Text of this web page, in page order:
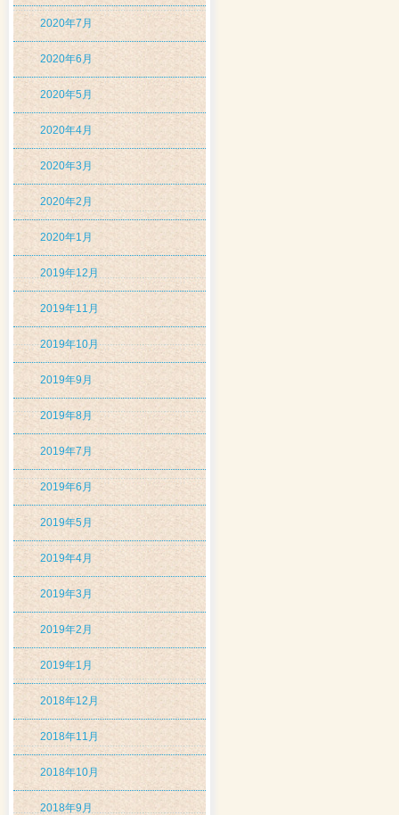
2020年7月
2020年6月
2020年5月
2020年4月
2020年3月
2020年2月
2020年1月
2019年12月
2019年11月
2019年10月
2019年9月
2019年8月
2019年7月
2019年6月
2019年5月
2019年4月
2019年3月
2019年2月
2019年1月
2018年12月
2018年11月
2018年10月
2018年9月